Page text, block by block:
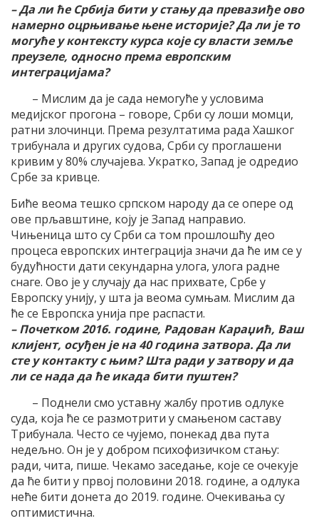
– Да ли ће Србија бити у стању да превазиђе ово
намерно оцрњивање њене историје? Да ли је то
могуће у контексту курса које су власти земље
преузеле, односно према европским
интеграцијама?
– Мислим да је сада немогуће у условима
медијског прогона – говоре, Срби су лоши момци,
ратни злочинци. Према резултатима рада Хашког
трибунала и других судова, Срби су проглашени
кривим у 80% случајева. Укратко, Запад је одредио
Србе за кривце.
Биће веома тешко српском народу да се опере од
ове прљавштине, коју је Запад направио.
Чињеница што су Срби са том прошлошћу део
процеса европских интеграција значи да ће им се у
будућности дати секундарна улога, улога радне
снаге. Ово је у случају да нас прихвате, Србе у
Европску унију, у шта ја веома сумњам. Мислим да
ће се Европска унија пре распасти.
– Почетком 2016. године, Радован Караџић, Ваш
клијент, осуђен је на 40 година затвора. Да ли
сте у контакту с њим? Шта ради у затвору и да
ли се нада да ће икада бити пуштен?
– Поднели смо уставну жалбу против одлуке
суда, која ће се размотрити у смањеном саставу
Трибунала. Често се чујемо, понекад два пута
недељно. Он је у добром психофизичком стању:
ради, чита, пише. Чекамо заседање, које се очекује
да ће бити у првој половини 2018. године, а одлука
неће бити донета до 2019. године. Очекивања су
оптимистична.